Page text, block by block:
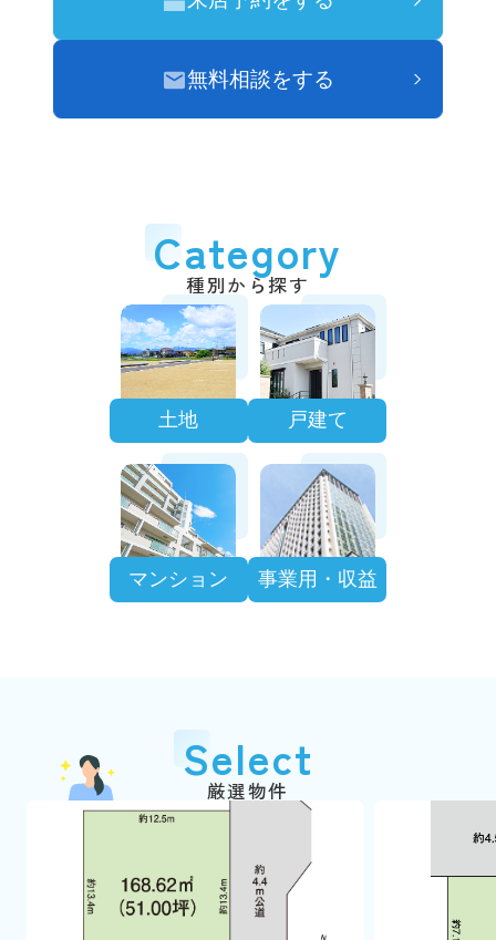
無料相談をする
Category
種別から探す
土地 戸建て
マンション 事業用・収益
Select
厳選物件